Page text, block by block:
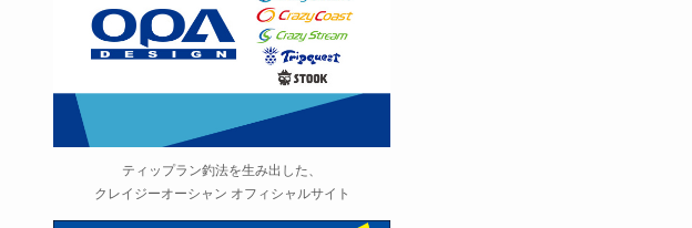
ティップラン釣法を生み出した、
クレイジーオーシャン オフィシャルサイト